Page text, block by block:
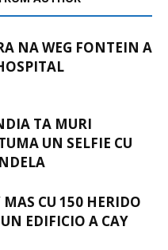
NA WEG FONTEIN A
TA MURI
UN SELFIE CU
CU 150 HERIDO
UN EDIFICIO A CAY